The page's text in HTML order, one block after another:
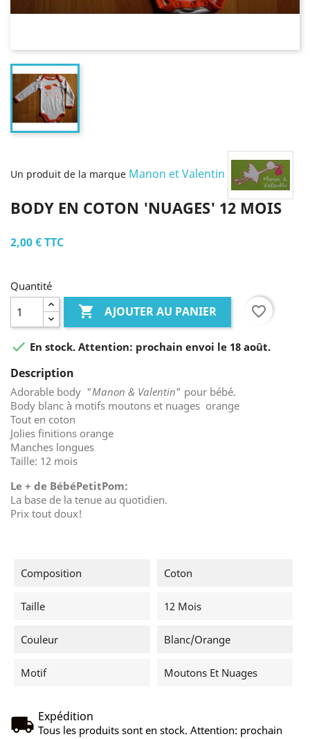
Un produit de la marque Manon et Valentin
BODY EN COTON 'NUAGES' 12 MOIS
2,00 €TTC
Quantité
 AJOUTER AU PANIER favorite_border
 En stock. Attention: prochain envoi le 18 août.
Description
Adorable body "Manon & Valentin" pour bébé.
Body blanc à motifs moutons et nuages orange
Tout en coton
Jolies finitions orange
Manches longues
Taille: 12 mois
Le + de BébéPetitPom:
La base de la tenue au quotidien.
Prix tout doux!
Composition Coton
Taille 12 Mois
Couleur Blanc/orange
Motif Moutons Et Nuages
Expédition
Tous les produits sont en stock. Attention: prochain